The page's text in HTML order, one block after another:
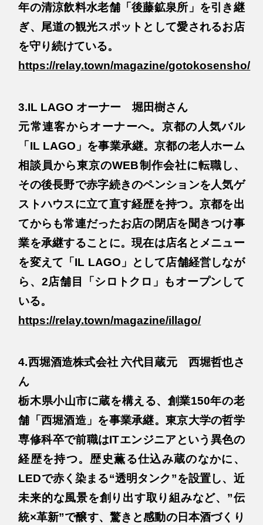
年の清涼飲料水老舗「後藤鉱泉所」を引き継
ぎ、尾道の観光スポットとして愛されるお店
を守り続けている。
https://relay.town/magazine/gotokosensho/
3.IL LAGO オーナー 堀田樹さん
元常連客からオーナーへ。京都の人気バル
「IL LAGO」を事業承継。京都の老人ホーム
相談員から東京のWEB制作会社に転職し、
その後長野で赤字続きのペンションを人気ゲ
ストハウスに立て直す経歴を持つ。京都を出
てからも常連だったお店の閉店を聞きつけ事
業を承継することに。現在は店名とメニュー
を変えて「IL LAGO」として店舗経営しなが
ら、2店舗目「シロトクロ」もオープンして
いる。
https://relay.town/magazine/illago/
4.西堀酒造株式会社 六代目蔵元 西堀哲也さ
ん
栃木県小山市に蔵を構える、創業150年の老
舗「西堀酒造」を事業承継。東京大学の哲学
専修科卒で前職はITエンジニアという異色の
経歴を持つ。歴史薫る仕込み蔵のなかに、
LEDで赤く染まる“透明タンク”を設置し、近
未来的な風景を創り出す取り組みなど、”伝
統×革新”で醸す、驚きと感動の日本酒づくり